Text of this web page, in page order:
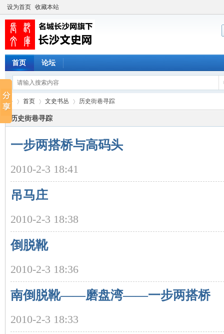
设为首页 收藏本站
首页 论坛
沙
›
首页
›
文史书丛
›
历史街巷寻踪
历史街巷寻踪
一步两搭桥与高码头
2010-2-3 18:41
吊马庄
2010-2-3 18:38
倒脱靴
2010-2-3 18:36
南倒脱靴——磨盘湾——一步两搭桥
2010-2-3 18:33